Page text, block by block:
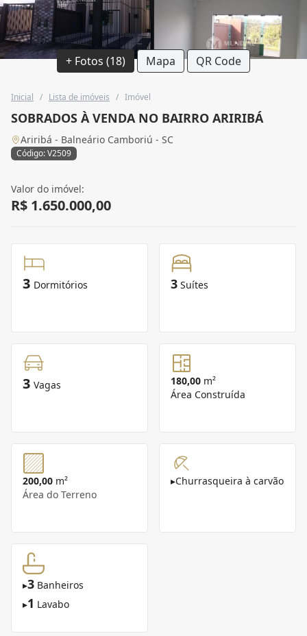
+ Fotos (18) Mapa QR Code
Inicial / Lista de imóveis / Imóvel
SOBRADOS À VENDA NO BAIRRO ARIRIBÁ
Ariribá - Balneário Camboriú - SC
Código: V2509
Valor do imóvel:
R$ 1.650.000,00
3 Dormitórios 3 Suítes
3 Vagas 180,00 m²
Área Construída
200,00 m²
Área do Terreno
▸Churrasqueira à carvão
▸3 Banheiros
▸1 Lavabo